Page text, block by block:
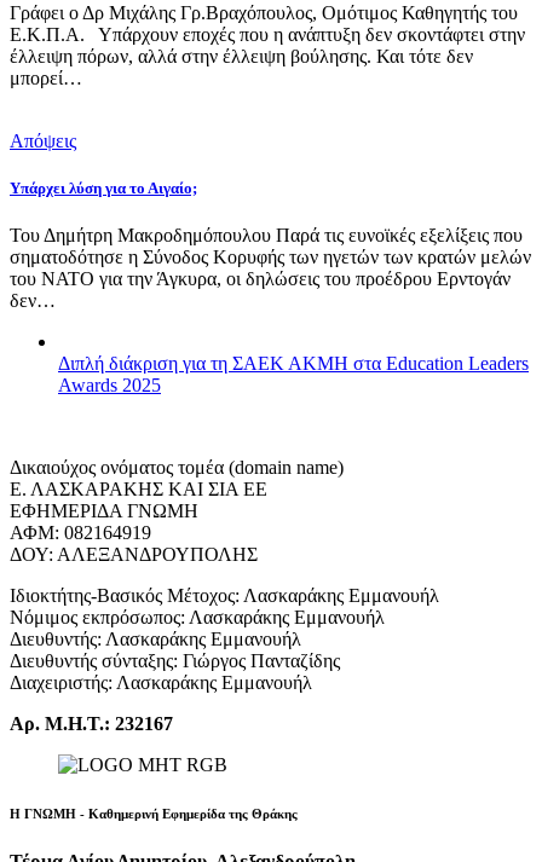
Γράφει ο Δρ Μιχάλης Γρ.Βραχόπουλος, Ομότιμος Καθηγητής του
Ε.Κ.Π.Α. Υπάρχουν εποχές που η ανάπτυξη δεν σκοντάφτει στην
έλλειψη πόρων, αλλά στην έλλειψη βούλησης. Και τότε δεν
μπορεί…
Απόψεις
Υπάρχει λύση για το Αιγαίο;
Του Δημήτρη Μακροδημόπουλου Παρά τις ευνοϊκές εξελίξεις που
σηματοδότησε η Σύνοδος Κορυφής των ηγετών των κρατών μελών
του ΝΑΤΟ για την Άγκυρα, οι δηλώσεις του προέδρου Ερντογάν
δεν…
Διπλή διάκριση για τη ΣΑΕΚ ΑΚΜΗ στα Education Leaders
Awards 2025
Δικαιούχος ονόματος τομέα (domain name)
Ε. ΛΑΣΚΑΡΑΚΗΣ ΚΑΙ ΣΙΑ ΕΕ
ΕΦΗΜΕΡΙΔΑ ΓΝΩΜΗ
ΑΦΜ: 082164919
ΔΟΥ: ΑΛΕΞΑΝΔΡΟΥΠΟΛΗΣ
Ιδιοκτήτης-Βασικός Μέτοχος: Λασκαράκης Εμμανουήλ
Νόμιμος εκπρόσωπος: Λασκαράκης Εμμανουήλ
Διευθυντής: Λασκαράκης Εμμανουήλ
Διευθυντής σύνταξης: Γιώργος Πανταζίδης
Διαχειριστής: Λασκαράκης Εμμανουήλ
Αρ. Μ.Η.Τ.: 232167
Η ΓΝΩΜΗ - Καθημερινή Εφημερίδα της Θράκης